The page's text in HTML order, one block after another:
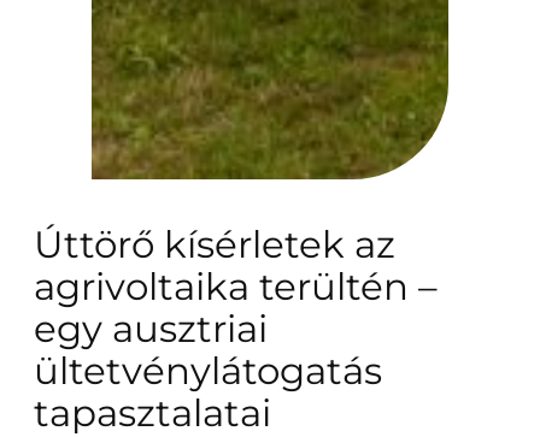
Úttörő kísérletek az
agrivoltaika terültén –
egy ausztriai
ültetvénylátogatás
tapasztalatai